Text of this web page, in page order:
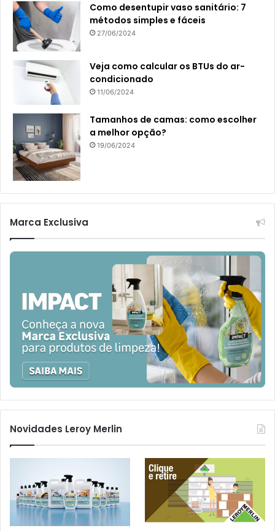
Como desentupir vaso sanitário: 7
métodos simples e fáceis
27/06/2024
Veja como calcular os BTUs do ar-
condicionado
11/06/2024
Tamanhos de camas: como escolher
a melhor opção?
19/06/2024
Marca Exclusiva
Novidades Leroy Merlin